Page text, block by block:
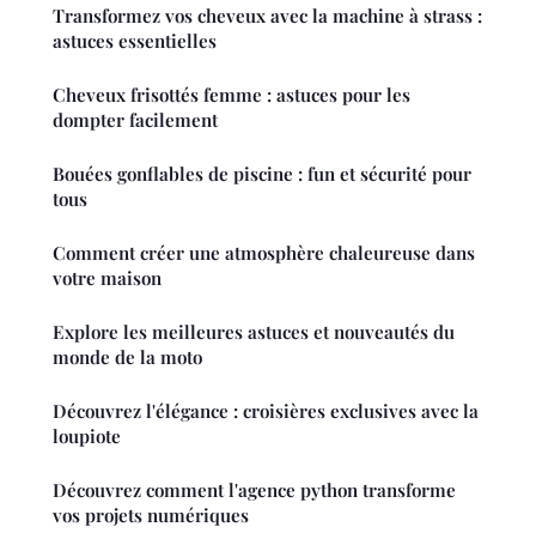
Transformez vos cheveux avec la machine à strass :
astuces essentielles
Cheveux frisottés femme : astuces pour les
dompter facilement
Bouées gonflables de piscine : fun et sécurité pour
tous
Comment créer une atmosphère chaleureuse dans
votre maison
Explore les meilleures astuces et nouveautés du
monde de la moto
Découvrez l'élégance : croisières exclusives avec la
loupiote
Découvrez comment l'agence python transforme
vos projets numériques